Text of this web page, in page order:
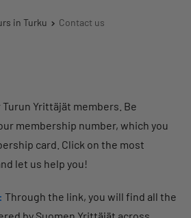
in Turku Contact us
Yrittäjät members. Be
membership number, which you
card. Click on the most
let us help you!
Through the link, you will find all the